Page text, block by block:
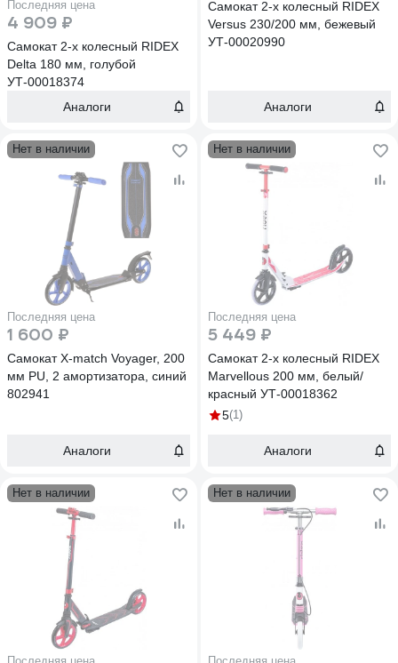
Последняя цена
4 909 ₽
Самокат 2-х колесный RIDEX
Delta 180 мм, голубой
УТ-00018374
Аналоги
Самокат 2-х колесный RIDEX
Versus 230/200 мм, бежевый
УТ-00020990
Аналоги
Нет в наличии
Последняя цена
1 600 ₽
Самокат X-match Voyager, 200
мм PU, 2 амортизатора, синий
802941
Аналоги
Нет в наличии
Последняя цена
5 449 ₽
Самокат 2-х колесный RIDEX
Marvellous 200 мм, белый/
красный УТ-00018362
5(1)
Аналоги
Нет в наличии Нет в наличии